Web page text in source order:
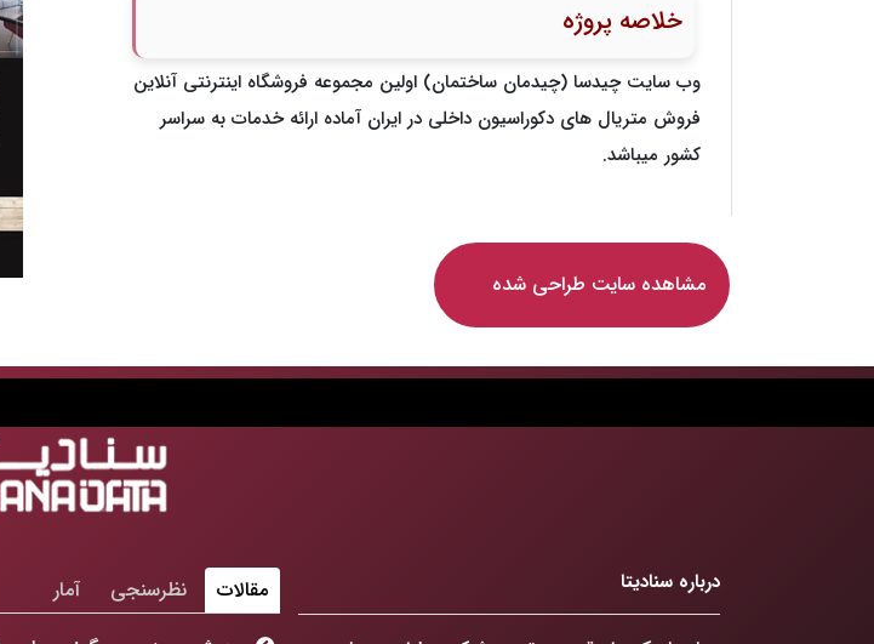
خلاصه پروژه
وب سایت چیدسا (چیدمان ساختمان) اولین مجموعه فروشگاه اینترنتی آنلاین
فروش متریال های دکوراسیون داخلی در ایران آماده ارائه خدمات به سراسر
کشور میباشد.
مشاهده سایت طراحی شده
درباره سنادیتا مقالات نظرسنجی
آمار